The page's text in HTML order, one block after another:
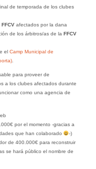
de temporada de los clubes
FFCVafectados por la dana
de los árbitros/as de la FFCV
elCamp Municipal de
.
para proveer de
a los clubes afectados durante
como una agencia de
por el momento -gracias a
que han colaborado
-)
de 400.000€ para reconstruir
se hará público el nombre de